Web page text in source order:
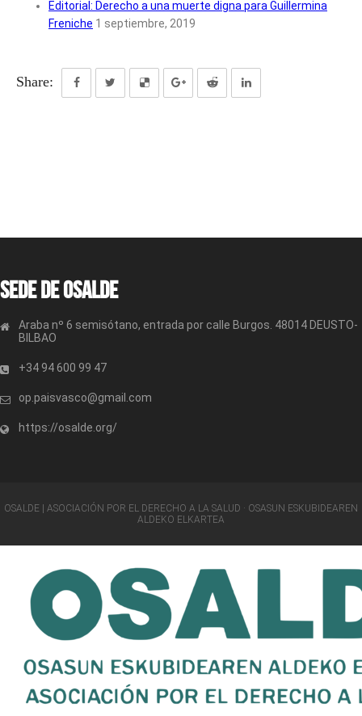
Editorial: Derecho a una muerte digna para Guillermina
Freniche 1 septiembre, 2019
Share:
Sede de OSALDE
Araba nº 6 semisótano, entrada por calle Burgos. 48014 DEUSTO-
BILBAO
+34 94 600 99 47
op.paisvasco@gmail.com
https://osalde.org/
OSALDE | ASOCIACIÓN POR EL DERECHO A LA SALUD · OSASUN ESKUBIDEAREN
ALDEKO ELKARTEA